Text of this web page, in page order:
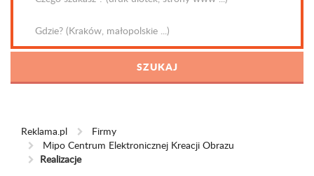
Reklama.pl
Firmy
Mipo Centrum Elektronicznej Kreacji Obrazu
Realizacje